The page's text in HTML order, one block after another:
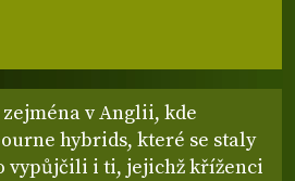
v Anglii, kde
hybrids, které se staly
vypůjčili i ti, jejichž kříženci